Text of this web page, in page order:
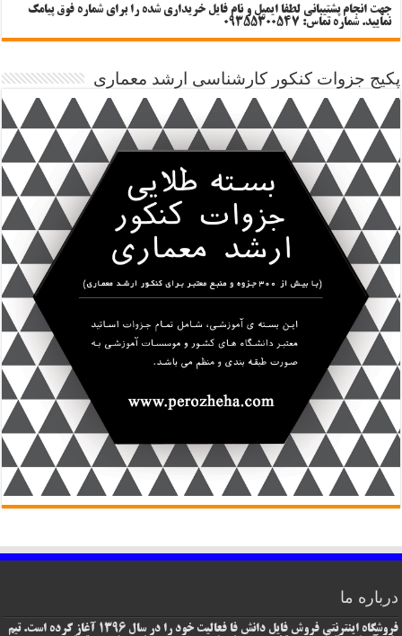
جهت انجام پشتیبانی لطفا ایمیل و نام فایل خریداری شده را برای شماره فوق پیامک
نمایید. شماره تماس: 09355300547
پکیج جزوات کنکور کارشناسی ارشد معماری
درباره ما
فروشگاه اینترنتی فروش فایل دانش فا فعالیت خود را در سال 1396 آغاز کرده است. تیم